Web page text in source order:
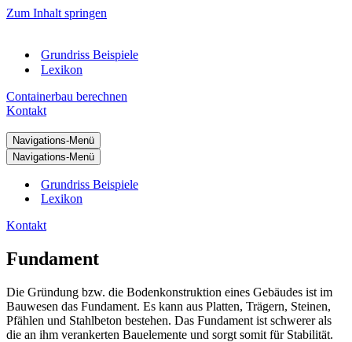
Zum Inhalt springen
Grundriss Beispiele
Lexikon
Containerbau berechnen
Kontakt
Navigations-Menü
Navigations-Menü
Grundriss Beispiele
Lexikon
Kontakt
Fundament
Die Gründung bzw. die Bodenkonstruktion eines Gebäudes ist im
Bauwesen das Fundament. Es kann aus Platten, Trägern, Steinen,
Pfählen und Stahlbeton bestehen. Das Fundament ist schwerer als
die an ihm verankerten Bauelemente und sorgt somit für Stabilität.